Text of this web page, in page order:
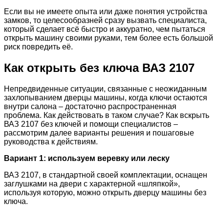
Если вы не имеете опыта или даже понятия устройства
замков, то целесообразней сразу вызвать специалиста,
который сделает всё быстро и аккуратно, чем пытаться
открыть машину своими руками, тем более есть большой
риск повредить её.
Как открыть без ключа ВАЗ 2107
Непредвиденные ситуации, связанные с неожиданным
захлопыванием дверцы машины, когда ключи остаются
внутри салона – достаточно распространенная
проблема. Как действовать в таком случае? Как вскрыть
ВАЗ 2107 без ключей и помощи специалистов –
рассмотрим далее варианты решения и пошаговые
руководства к действиям.
Вариант 1: используем веревку или леску
ВАЗ 2107, в стандартной своей комплектации, оснащен
заглушками на двери с характерной «шляпкой»,
используя которую, можно открыть дверцу машины без
ключа.